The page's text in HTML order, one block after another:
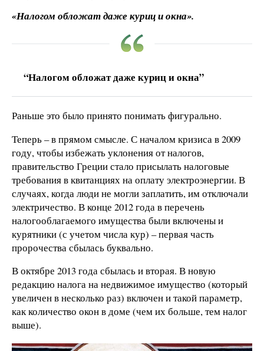
«Налогом обложат даже куриц и окна».
“Налогом обложат даже куриц и окна”
Раньше это было принято понимать фигурально.
Теперь – в прямом смысле. С началом кризиса в 2009
году, чтобы избежать уклонения от налогов,
правительство Греции стало присылать налоговые
требования в квитанциях на оплату электроэнергии. В
случаях, когда люди не могли заплатить, им отключали
электричество. В конце 2012 года в перечень
налогооблагаемого имущества были включены и
курятники (с учетом числа кур) – первая часть
пророчества сбылась буквально.
В октябре 2013 года сбылась и вторая. В новую
редакцию налога на недвижимое имущество (который
увеличен в несколько раз) включен и такой параметр,
как количество окон в доме (чем их больше, тем налог
выше).